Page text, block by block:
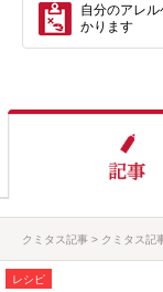
自分のアレ
かります
クミタス記事 クミタス記
レシピ